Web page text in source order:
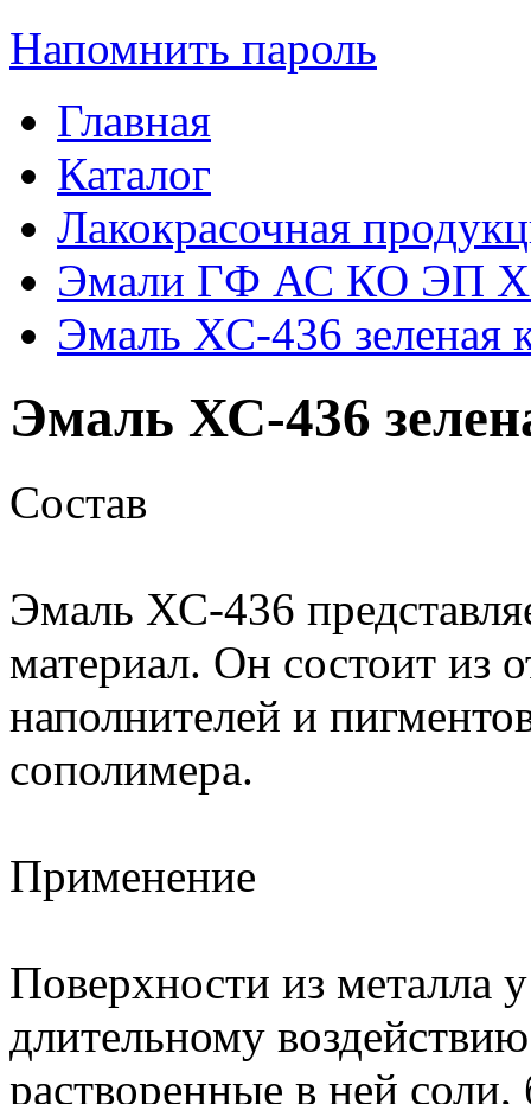
Напомнить пароль
Главная
Каталог
Лакокрасочная
Эмали ГФ АС КО ЭП
Эмаль ХС-436 зеленая
Эмаль ХС-436
Состав
Эмаль ХС-436
материал. Он состоит из
наполнителей и
сополимера.
Применение
Поверхности из металла
длительному
растворенные в ней